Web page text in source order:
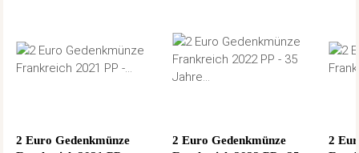
2 Euro Gedenkmünze
2 Euro Gedenkmünze
2